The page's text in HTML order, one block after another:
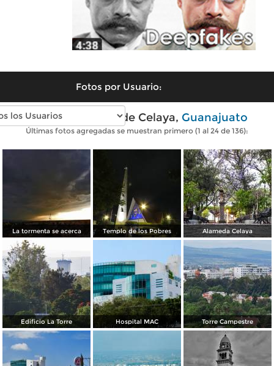
Fotos por Usuario:
Fotos modernas de Celaya, Guanajuato
Últimas fotos agregadas se muestran primero (1 al 24 de 136):
La tormenta se acerca Templo de los Pobres Alameda Celaya
Edificio La Torre Hospital MAC Torre Campestre